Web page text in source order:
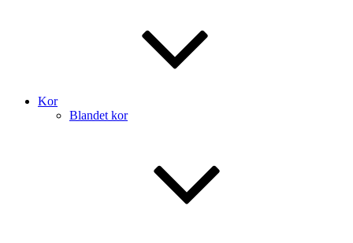
Kor
Blandet kor